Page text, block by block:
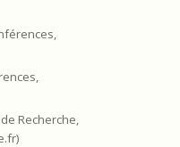
Recherche,